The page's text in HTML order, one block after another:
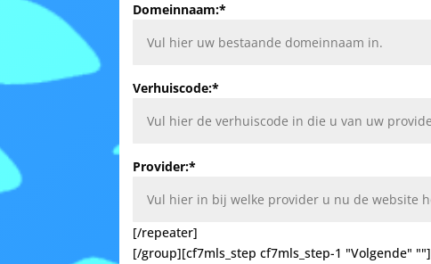
Domeinnaam:*
Verhuiscode:*
Provider:*
[/repeater]
[/group][cf7mls_step cf7mls_step-1 "Volgende" ""]